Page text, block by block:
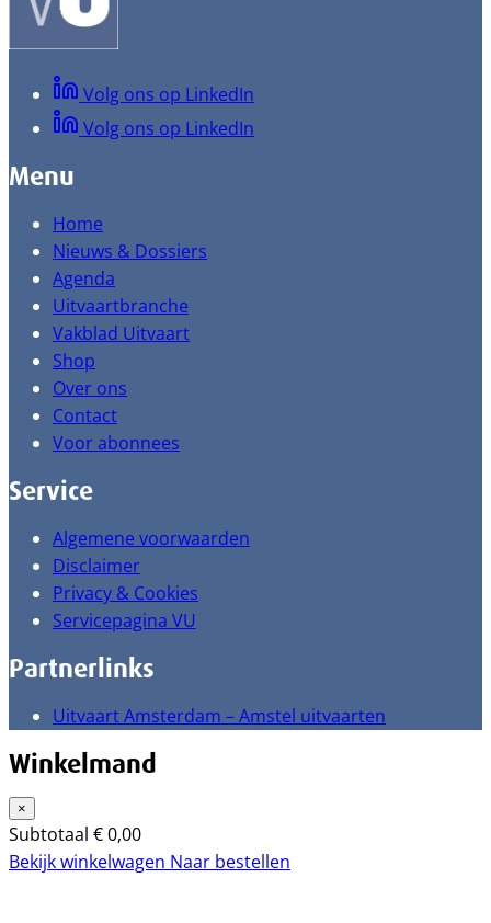
Volg ons op LinkedIn
Volg ons op LinkedIn
Menu
Home
Nieuws & Dossiers
Agenda
Uitvaartbranche
Vakblad Uitvaart
Shop
Over ons
Contact
Voor abonnees
Service
Algemene voorwaarden
Disclaimer
Privacy & Cookies
Servicepagina VU
Partnerlinks
Uitvaart Amsterdam – Amstel uitvaarten
Winkelmand
×
Subtotaal €0,00
Bekijk winkelwagen Naar bestellen